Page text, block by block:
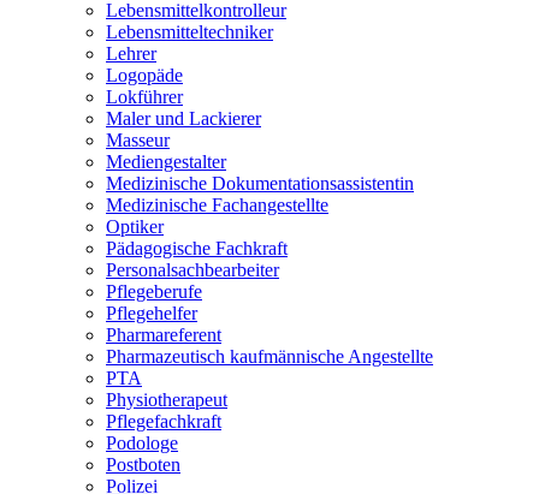
Lebensmittelkontrolleur
Lebensmitteltechniker
Lehrer
Logopäde
Lokführer
Maler und Lackierer
Masseur
Mediengestalter
Medizinische Dokumentationsassistentin
Medizinische Fachangestellte
Optiker
Pädagogische Fachkraft
Personalsachbearbeiter
Pflegeberufe
Pflegehelfer
Pharmareferent
Pharmazeutisch kaufmännische Angestellte
PTA
Physiotherapeut
Pflegefachkraft
Podologe
Postboten
Polizei